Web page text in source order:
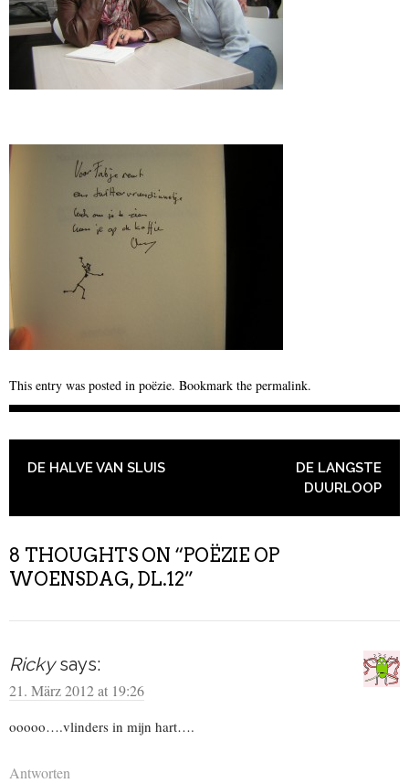
This entry was posted in poëzie. Bookmark the permalink.
POST NAVIGATION
DE HALVE VAN SLUIS
DE LANGSTE
DUURLOOP
8 THOUGHTS ON “POËZIE OP
WOENSDAG, DL.12”
Ricky says:
21. März 2012 at 19:26
ooooo….vlinders in mijn hart….
Antworten